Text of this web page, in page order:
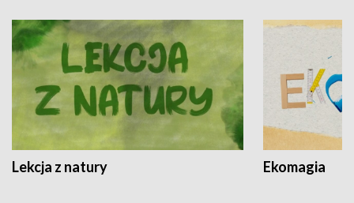
Lekcja z natury Ekomagia